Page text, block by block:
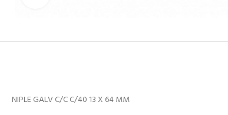
NIPLE GALV C/C C/40 13 X 64 MM